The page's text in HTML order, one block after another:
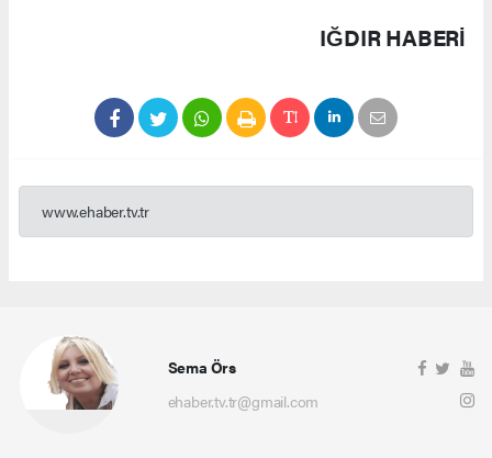
IĞDIR HABERİ
www.ehaber.tv.tr
Sema Örs
ehaber.tv.tr@gmail.com